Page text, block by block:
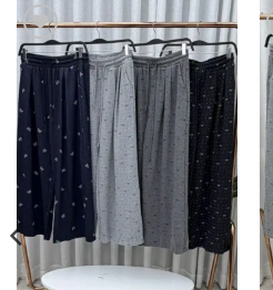
اضف
الي
المفضلة